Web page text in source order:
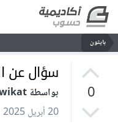
بايثون
0
سؤال عن
بواسطة Amir Dwikat
20 أبريل 2025